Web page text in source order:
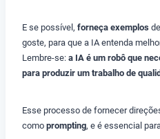
E se possível, forneça exemplos
goste, para que a IA entenda
Lembre-se: a IA é um robô que
para produzir um trabalho de
Esse processo de fornecer
como prompting, e é essencial